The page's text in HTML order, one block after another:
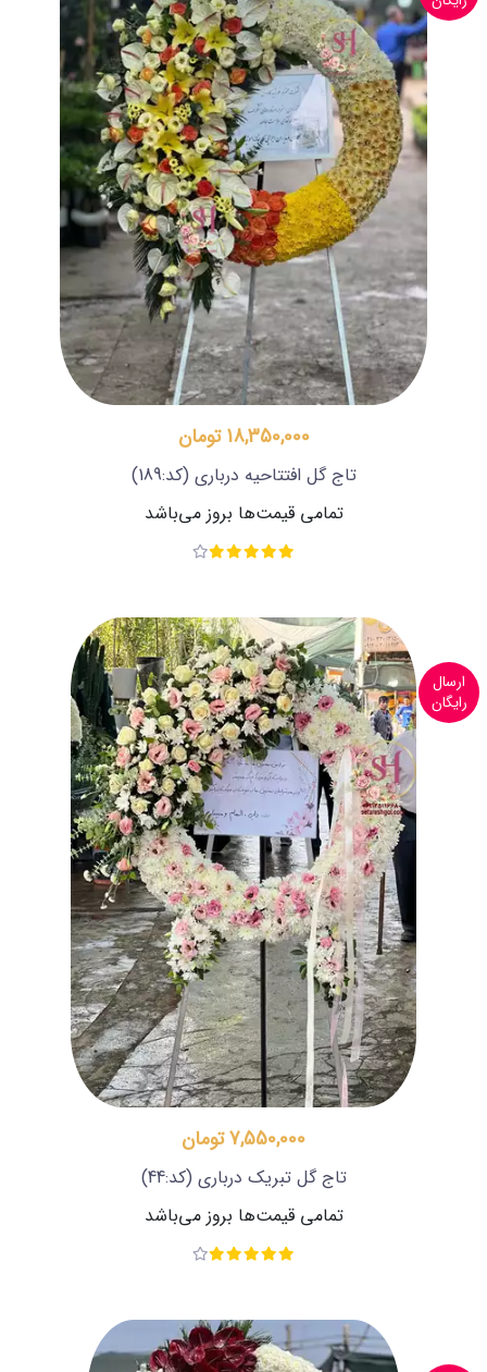
18,350,000 تومان
تاج گل افتتاحیه درباری (کد:189)
تمامی قیمت‌ها بروز می‌باشد
ارسال
رایگان
7,550,000 تومان
تاج گل تبریک درباری (کد:44)
تمامی قیمت‌ها بروز می‌باشد